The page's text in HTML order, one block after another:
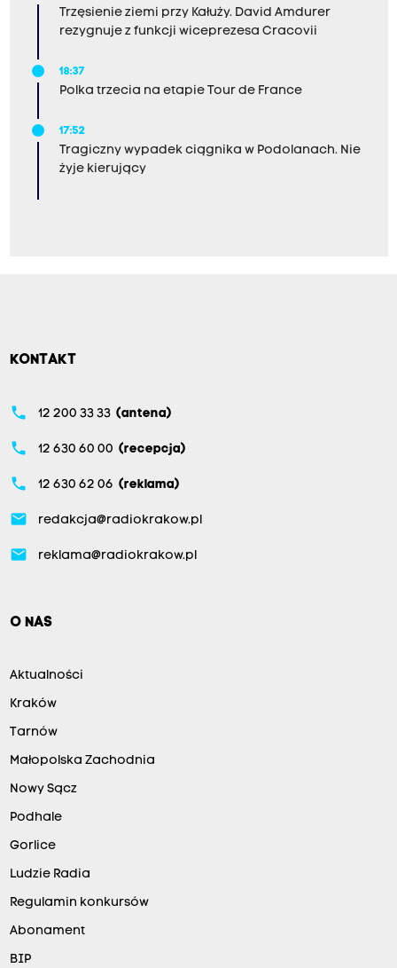
Trzęsienie ziemi przy Kałuży. David Amdurer
rezygnuje z funkcji wiceprezesa Cracovii
18:37
Polka trzecia na etapie Tour de France
17:52
Tragiczny wypadek ciągnika w Podolanach. Nie
żyje kierujący
KONTAKT
phone 12 200 33 33 (antena)
phone 12 630 60 00 (recepcja)
phone 12 630 62 06 (reklama)
email redakcja@radiokrakow.pl
email reklama@radiokrakow.pl
O NAS
Aktualności
Kraków
Tarnów
Małopolska Zachodnia
Nowy Sącz
Podhale
Gorlice
Ludzie Radia
Regulamin konkursów
Abonament
BIP